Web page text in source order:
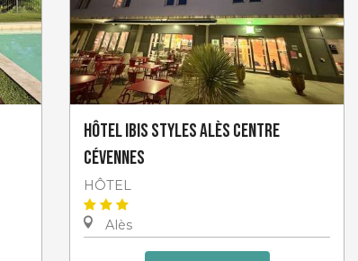
Hôtel Ibis Styles Alès Centre
Cévennes
HÔTEL
Alès